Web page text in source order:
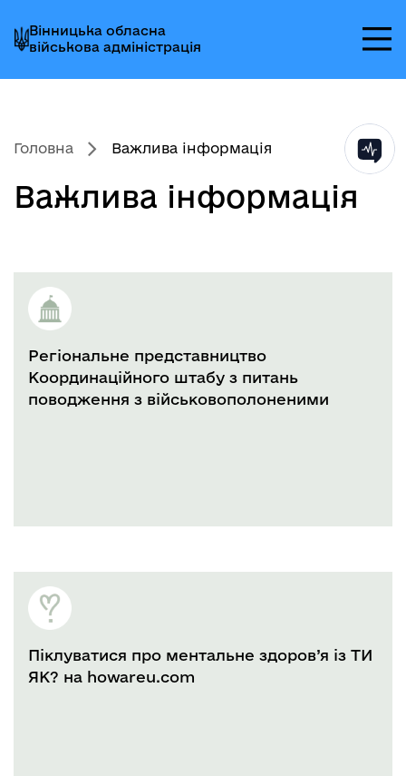
до
головного
меню
до
головного
вмісту
до
головного
колонтитула
Вінницька обласна
військова адміністрація
Головна Важлива інформація
Важлива інформація
Регіональне представництво
Координаційного штабу з питань
поводження з військовополоненими
Піклуватися про ментальне здоров’я із ТИ
ЯК? на howareu.com